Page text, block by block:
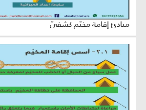
مبادئ إقامة مخيّم كشفيّ